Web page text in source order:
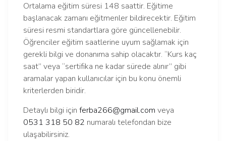
Ortalama eğitim süresi 148 saattir. Eğitime
başlanacak zamanı eğitmenler bildirecektir. Eğitim
süresi resmi standartlara göre güncellenebilir.
Öğrenciler eğitim saatlerine uyum sağlamak için
gerekli bilgi ve donanıma sahip olacaktır. “Kurs kaç
saat” veya “sertifika ne kadar sürede alınır” gibi
aramalar yapan kullanıcılar için bu konu önemli
kriterlerden biridir.
Detaylı bilgi için ferba266@gmail.com veya
0531 318 50 82 numaralı telefondan bize
ulaşabilirsiniz.